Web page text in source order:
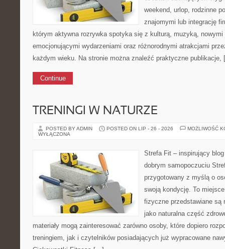
weekend, urlop, rodzinne
znajomymi lub integrację
którym aktywna rozrywka spotyka się z kulturą, muzyką, nowymi
emocjonującymi wydarzeniami oraz różnorodnymi atrakcjami
każdym wieku. Na stronie można znaleźć praktyczne
Continue
TRENINGI W NATURZE
POSTED BY ADMIN POSTED ON LIP - 26 - 2026
MOŻLIWOŚĆ
WYŁĄCZONA
Strefa Fit – inspirujący
dobrym samopoczuciu
przygotowany z myślą o
swoją kondycję. To
fizyczne przedstawiane są
jako naturalna część
materiały mogą zainteresować zarówno osoby, które dopiero
treningiem, jak i czytelników posiadających już wypracowane